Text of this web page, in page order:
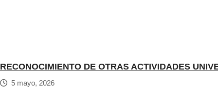
RECONOCIMIENTO DE OTRAS ACTIVIDADES
5 mayo, 2026